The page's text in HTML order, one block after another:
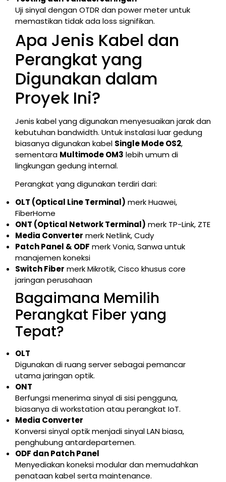
Uji sinyal dengan OTDR dan power meter untuk
memastikan tidak ada loss signifikan.
Apa Jenis Kabel dan
Perangkat yang
Digunakan dalam
Proyek Ini?
Jenis kabel yang digunakan menyesuaikan jarak dan
kebutuhan bandwidth. Untuk instalasi luar gedung
biasanya digunakan kabel Single Mode OS2,
sementara Multimode OM3 lebih umum di
lingkungan gedung internal.
Perangkat yang digunakan terdiri dari:
OLT (Optical Line Terminal) merk Huawei,
FiberHome
ONT (Optical Network Terminal) merk TP-Link, ZTE
Media Converter merk Netlink, Cudy
Patch Panel & ODF merk Vonia, Sanwa untuk
manajemen koneksi
Switch Fiber merk Mikrotik, Cisco khusus core
jaringan perusahaan
Bagaimana Memilih
Perangkat Fiber yang
Tepat?
OLT
Digunakan di ruang server sebagai pemancar
utama jaringan optik.
ONT
Berfungsi menerima sinyal di sisi pengguna,
biasanya di workstation atau perangkat IoT.
Media Converter
Konversi sinyal optik menjadi sinyal LAN biasa,
penghubung antardepartemen.
ODF dan Patch Panel
Menyediakan koneksi modular dan memudahkan
penataan kabel serta maintenance.